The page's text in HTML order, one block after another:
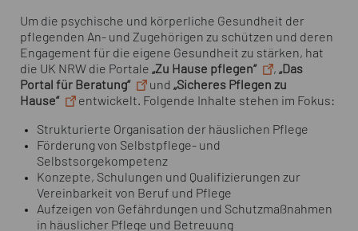
Um die psychische und körperliche Gesundheit der
pflegenden An- und Zugehörigen zu schützen und deren
Engagement für die eigene Gesundheit zu stärken, hat
die UK NRW die Portale „Zu Hause pflegen“ , „Das
Portal für Beratung“
und „Sicheres Pflegen zu
Hause“
entwickelt. Folgende Inhalte stehen im Fokus:
Strukturierte Organisation der häuslichen Pflege
Förderung von Selbstpflege- und
Selbstsorgekompetenz
Konzepte, Schulungen und Qualifizierungen zur
Vereinbarkeit von Beruf und Pflege
Aufzeigen von Gefährdungen und Schutzmaßnahmen
in häuslicher Pflege und Betreuung